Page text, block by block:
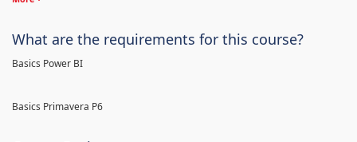
What are the requirements for this course?
Basics Power BI
Basics Primavera P6